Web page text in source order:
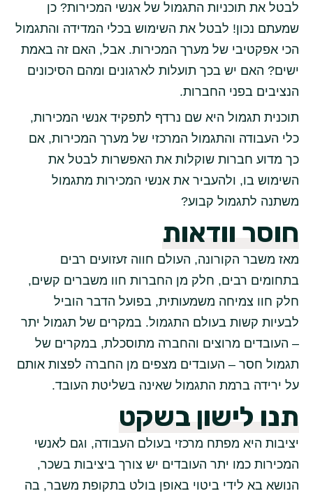
לבטל את תוכניות התגמול של אנשי המכירות? כן
שמעתם נכון! לבטל את השימוש בכלי המדידה והתגמול
הכי אפקטיבי של מערך המכירות. אבל, האם זה באמת
ישים? האם יש בכך תועלות לארגונים ומהם הסיכונים
הנציבים בפני החברות.
תוכנית תגמול היא שם נרדף לתפקיד אנשי המכירות,
כלי העבודה והתגמול המרכזי של מערך המכירות, אם
כך מדוע חברות שוקלות את האפשרות לבטל את
השימוש בו, ולהעביר את אנשי המכירות מתגמול
משתנה לתגמול קבוע?
חוסר וודאות
מאז משבר הקורונה, העולם חווה זעזועים רבים
בתחומים רבים, חלק מן החברות חוו משברים קשים,
חלק חוו צמיחה משמעותית, בפועל הדבר הוביל
לבעיות קשות בעולם התגמול. במקרים של תגמול יתר
– העובדים מרוצים והחברה מתוסכלת, במקרים של
תגמול חסר – העובדים מצפים מן החברה לפצות אותם
על ירידה ברמת התגמול שאינה בשליטת העובד.
תנו לישון בשקט
יציבות היא מפתח מרכזי בעולם העבודה, וגם לאנשי
המכירות כמו יתר העובדים יש צורך ביציבות בשכר,
הנושא בא לידי ביטוי באופן בולט בתקופת משבר, בה